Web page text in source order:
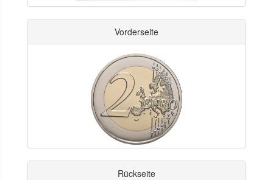
Vorderseite
Rückseite